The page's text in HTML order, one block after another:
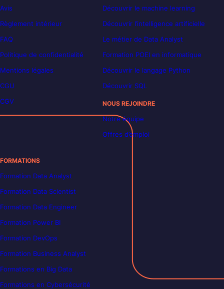
Avis
Règlement intérieur
FAQ
Politique de confidentialité
Mentions légales
CGU
CGV
Découvrir le machine learning
Découvrir l’intelligence artificielle
Le métier de Data Analyst
Formation POEI en informatique
Découvrir le langage Python
Découvrir SQL
NOUS REJOINDRE
Notre équipe
Offres d’emploi
FORMATIONS
Formation Data Analyst
Formation Data Scientist
Formation Data Engineer
Formation Power BI
Formation DevOps
Formation Business Analyst
Formations en Big Data
Formations en Cybersécurité